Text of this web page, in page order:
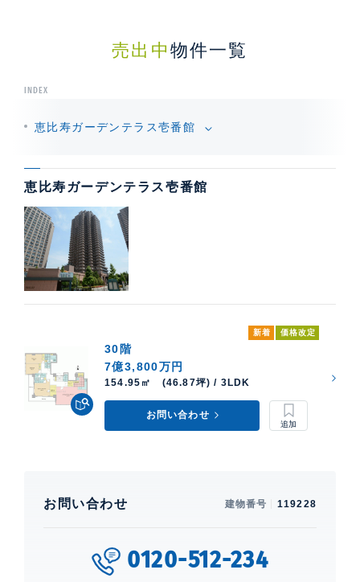
売出中 物件一覧
INDEX
恵比寿ガーデンテラス壱番館
恵比寿ガーデンテラス壱番館
新着 価格改定
30階
7億3,800万円
154.95㎡ (46.87坪) / 3LDK
お問い合わせ
お問い合わせ 建物番号 119228
0120-512-234